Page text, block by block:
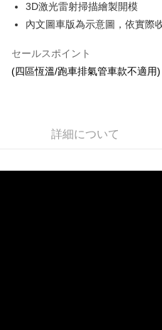
網購自取
送料無料
3D激光雷射掃描繪製開模
內文圖車版為示意圖，依實際
セールスポイント
(四區恆溫/跑車排氣管車款不適用)
詳細について